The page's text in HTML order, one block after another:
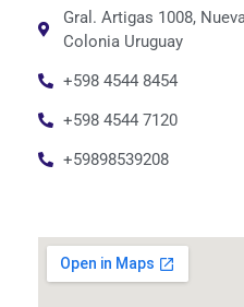
Gral. Artigas 1008,
Colonia Uruguay
+598 4544 8454
+598 4544 7120
+59898539208